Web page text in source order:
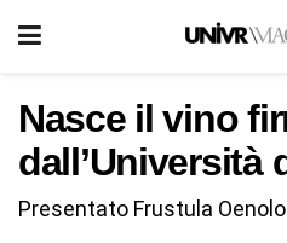
Nasce il vino
dall’Università
Presentato Frustula